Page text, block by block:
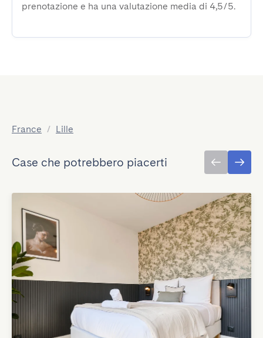
prenotazione e ha una valutazione media di 4,5/5.
France / Lille
Case che potrebbero piacerti